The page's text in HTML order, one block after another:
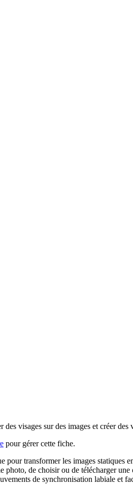
visages sur des images et créer des
pour gérer cette fiche.
transformer les images statiques
de choisir ou de télécharger
de synchronisation labiale et